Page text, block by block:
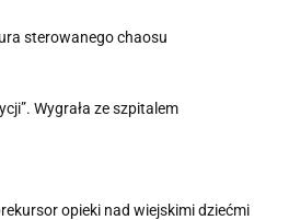
sterowanego chaosu
Wygrała ze szpitalem
opieki nad wiejskimi dziećmi